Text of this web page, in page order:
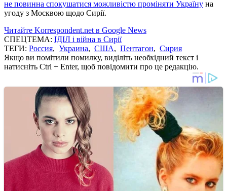
не повинна спокушатися можливістю проміняти Україну на
угоду з Москвою щодо Сирії.
Читайте Korrespondent.net в Google News
СПЕЦТЕМА: ІДІЛ і війна в Сирії
ТЕГИ: Россия, Украина, США, Пентагон, Сирия
Якщо ви помітили помилку, виділіть необхідний текст і
натисніть Ctrl + Enter, щоб повідомити про це редакцію.